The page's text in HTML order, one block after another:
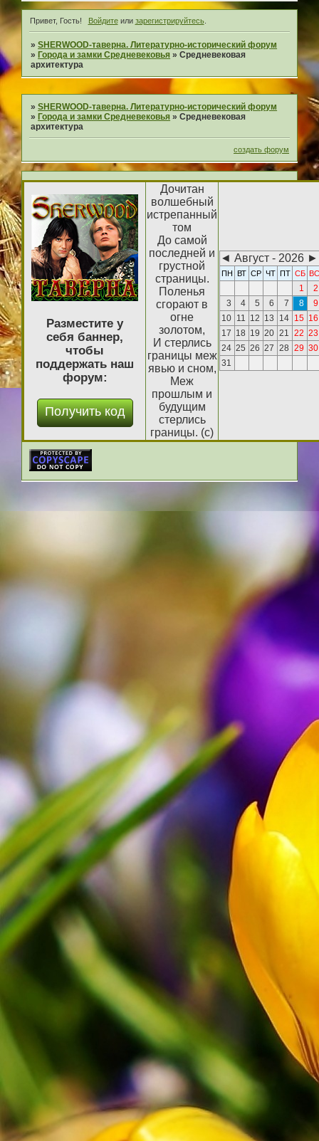
Привет, Гость! Войдитеили зарегистрируйтесь.
»SHERWOOD-таверна. Литературно-исторический форум
»Города и замки Средневековья »Средневековая
архитектура
»SHERWOOD-таверна. Литературно-исторический форум
» Города и замки Средневековья »Средневековая
архитектура
создать форум
Разместите у
себя баннер,
чтобы
поддержать наш
форум:
Дочитан
волшебный
истрепанный
том
До самой
последней и
грустной
страницы.
Поленья
сгорают в
огне
золотом,
И стерлись
границы меж
явью и сном,
Меж
прошлым и
будущим
стерлись
границы. (с)
◄ Август - 2026 ►
ПН ВТ СР ЧТ ПТ СБ ВС
1
2
3
4 5 6 7 8
9
10 11 12 13 14 15 16
17 18 19 20 21 22 23
24 25 26 27 28 29 30
31